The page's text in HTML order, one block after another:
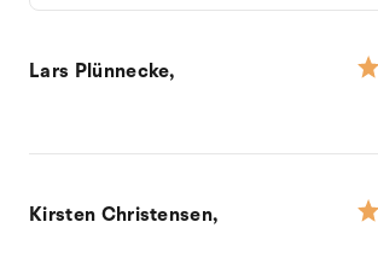
Lars Plünnecke,
Kirsten Christensen,